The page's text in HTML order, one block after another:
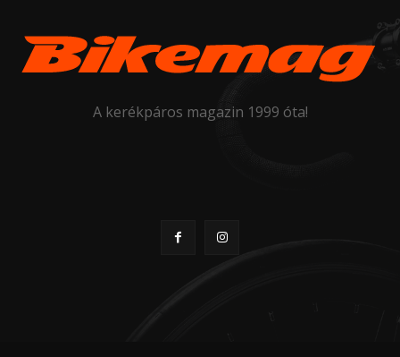
A kerékpáros magazin 1999 óta!